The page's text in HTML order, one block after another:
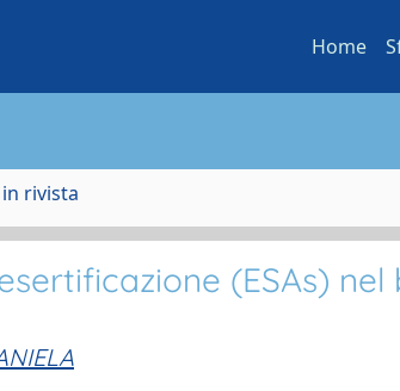
Home
rivista
(ESAs) nel